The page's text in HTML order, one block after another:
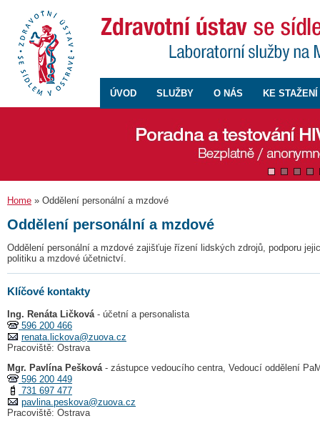
ÚVOD SLUŽBY O NÁS KE STAŽENÍ
Home » Oddělení personální a mzdové
Oddělení personální a mzdové
Oddělení personální a mzdové zajišťuje řízení lidských zdrojů, podporu
politiku a mzdové účetnictví.
Klíčové kontakty
Ing. Renáta Ličková - účetní a personalista
596 200 466
renata.lickova@zuova.cz
Pracoviště: Ostrava
Mgr. Pavlína Pešková - zástupce vedoucího centra, Vedoucí oddělení
596 200 449
731 697 477
pavlina.peskova@zuova.cz
Pracoviště: Ostrava